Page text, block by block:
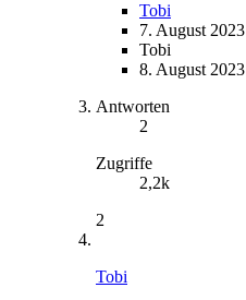
Tobi
7. August 2023
Tobi
8. August 2023
Antworten
2
Zugriffe
2,2k
2
Tobi